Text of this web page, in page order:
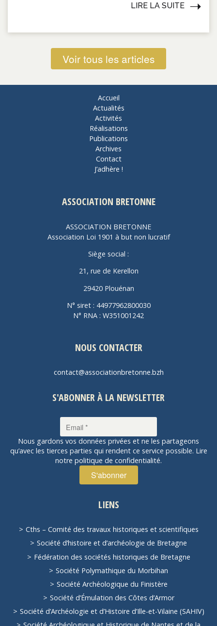
LIRE LA SUITE
Voir tous les articles
Accueil
Actualités
Activités
Réalisations
Publications
Archives
Contact
J’adhère !
ASSOCIATION BRETONNE
ASSOCIATION BRETONNE
Association Loi 1901 à but non lucratif
Siège social :
21, rue de Kerellon
29420 Plouénan
N° siret : 44977962800030
N° RNA : W351001242
NOUS CONTACTER
contact@associationbretonne.bzh
S'ABONNER À LA NEWSLETTER
Nous gardons vos données privées et ne les partageons
qu’avec les tierces parties qui rendent ce service possible. Lire
notre politique de confidentialité.
LIENS
Cths – Comité des travaux historiques et scientifiques
Société d’histoire et d’archéologie de Bretagne
Fédération des sociétés historiques de Bretagne
Société Polymathique du Morbihan
Société Archéologique du Finistère
Société d’Émulation des Côtes d’Armor
Société d’Archéologie et d’Histoire d’Ille-et-Vilaine (SAHIV)